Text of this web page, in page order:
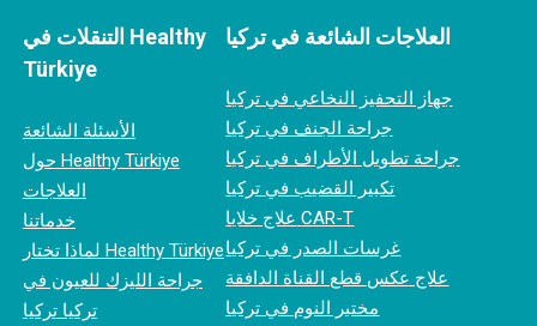
التنقلات في Healthy
Türkiye
الأسئلة الشائعة
حول Healthy Türkiye
العلاجات
خدماتنا
لماذا تختار Healthy Türkiye
جراحة الليزك للعيون في
تركيا تركيا
العلاجات الشائعة في تركيا
جهاز التحفيز النخاعي في تركيا
جراحة الجنف في تركيا
جراحة تطويل الأطراف في تركيا
تكبير القضيب في تركيا
علاج خلايا CAR-T
غرسات الصدر في تركيا
علاج عكس قطع القناة الدافقة
مختبر النوم في تركيا